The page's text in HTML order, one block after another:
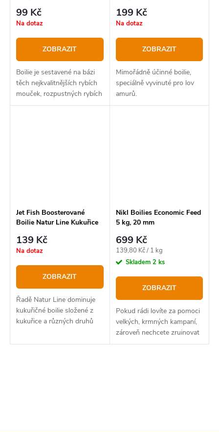
99 Kč
Na dotaz
ZOBRAZIT
Boilie je sestavené na bázi
těch nejkvalitnějších rybích
mouček, rozpustných rybích
produktů,
199 Kč
Na dotaz
ZOBRAZIT
Mimořádně účinné boilie,
speciálně vyvinuté pro lov
amurů.
Jet Fish Boosterované
Boilie Natur Line Kukuřice
139 Kč
Na dotaz
ZOBRAZIT
Řadě Natur Line dominuje
kukuřičné boilie složené z
kukuřice a různých druhů
Chybělo zde ale atraktivnější
Nikl Boilies Economic Feed
5 kg, 20 mm
699 Kč
Měrná
cena:
139,80 Kč / 1 kg
Skladem 2 ks
ZOBRAZIT
Pokud rádi lovíte za pomoci
velkých, krmných kampaní,
zároveň nechcete zruinovat
svoji peněženku, je tu pro